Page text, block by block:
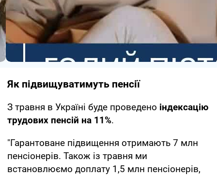
Як підвищуватимуть пенсії
З травня в Україні буде проведено індексацію
трудових пенсій на 11%.
"Гарантоване підвищення отримають 7 млн
пенсіонерів. Також із травня ми
встановлюємо доплату 1,5 млн пенсіонерів,